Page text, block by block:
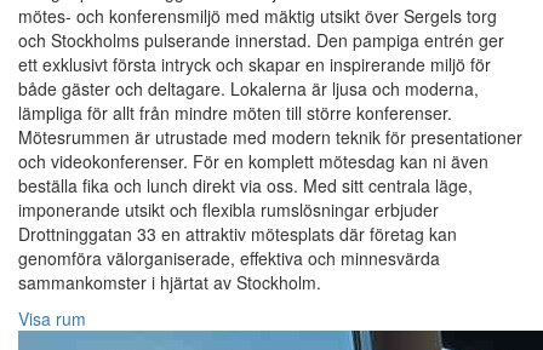
mötes- och konferensmiljö med mäktig utsikt över Sergels torg
och Stockholms pulserande innerstad. Den pampiga entrén ger
ett exklusivt första intryck och skapar en inspirerande miljö för
både gäster och deltagare. Lokalerna är ljusa och moderna,
lämpliga för allt från mindre möten till större konferenser.
Mötesrummen är utrustade med modern teknik för presentationer
och videokonferenser. För en komplett mötesdag kan ni även
beställa fika och lunch direkt via oss. Med sitt centrala läge,
imponerande utsikt och flexibla rumslösningar erbjuder
Drottninggatan 33 en attraktiv mötesplats där företag kan
genomföra välorganiserade, effektiva och minnesvärda
sammankomster i hjärtat av Stockholm.
Visa rum